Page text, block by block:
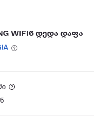
WIFI6 დედა დაფა